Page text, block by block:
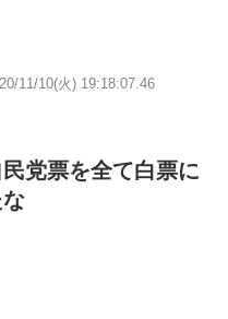
11/10(火) 19:18:07.46
党票を全て白票に